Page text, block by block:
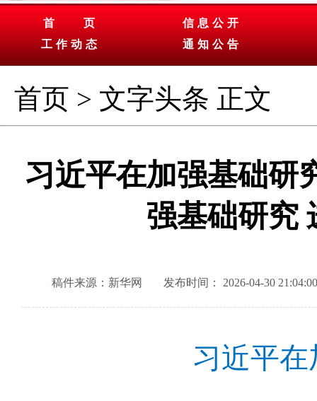
首 页
工作动态
信息公开
通知公告
首页 > 文字头条 正文
习近平在加强基础研
强基础研究
稿件来源：新华网 发布时间： 2026-04-30 21:04:00
习近平